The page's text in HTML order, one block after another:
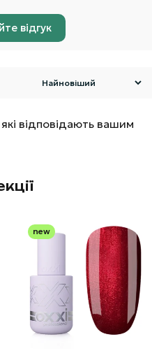
відгук
відповідають вашим
new